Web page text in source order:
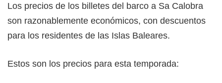
Los precios de los billetes del barco a Sa Calobra
son razonablemente económicos, con descuentos
para los residentes de las Islas Baleares.
Estos son los precios para esta temporada: